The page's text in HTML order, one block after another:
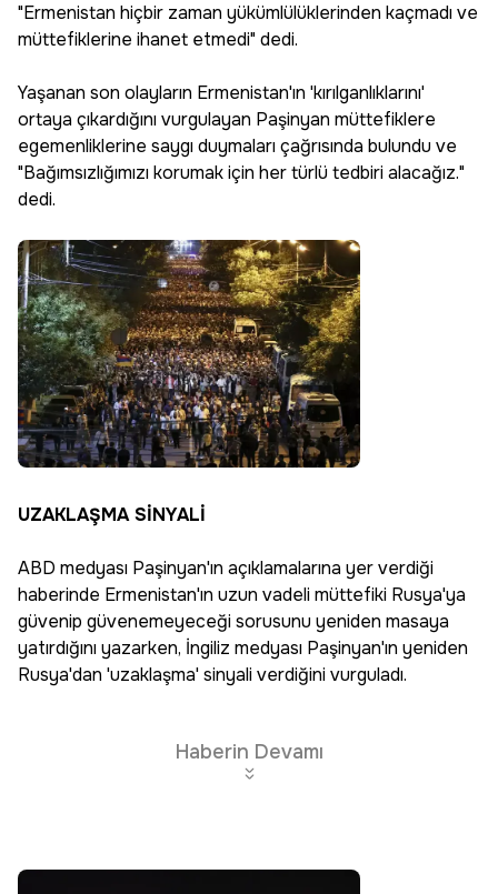
"Ermenistan hiçbir zaman yükümlülüklerinden kaçmadı ve
müttefiklerine ihanet etmedi" dedi.
Yaşanan son olayların Ermenistan'ın 'kırılganlıklarını'
ortaya çıkardığını vurgulayan Paşinyan müttefiklere
egemenliklerine saygı duymaları çağrısında bulundu ve
"Bağımsızlığımızı korumak için her türlü tedbiri alacağız."
dedi.
UZAKLAŞMA SİNYALİ
ABD medyası Paşinyan'ın açıklamalarına yer verdiği
haberinde Ermenistan'ın uzun vadeli müttefiki Rusya'ya
güvenip güvenemeyeceği sorusunu yeniden masaya
yatırdığını yazarken, İngiliz medyası Paşinyan'ın yeniden
Rusya'dan 'uzaklaşma' sinyali verdiğini vurguladı.
Haberin Devamı